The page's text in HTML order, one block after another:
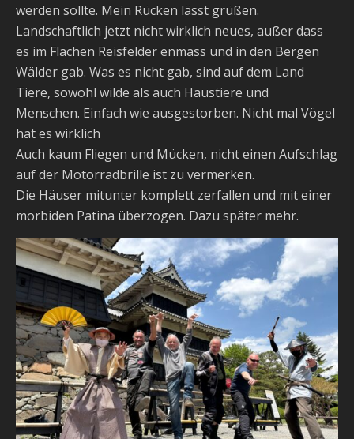
werden sollte. Mein Rücken lässt grüßen.
Landschaftlich jetzt nicht wirklich neues, außer dass
es im Flachen Reisfelder enmass und in den Bergen
Wälder gab. Was es nicht gab, sind auf dem Land
Tiere, sowohl wilde als auch Haustiere und
Menschen. Einfach wie ausgestorben. Nicht mal Vögel
hat es wirklich
Auch kaum Fliegen und Mücken, nicht einen Aufschlag
auf der Motorradbrille ist zu vermerken.
Die Häuser mitunter komplett zerfallen und mit einer
morbiden Patina überzogen. Dazu später mehr.